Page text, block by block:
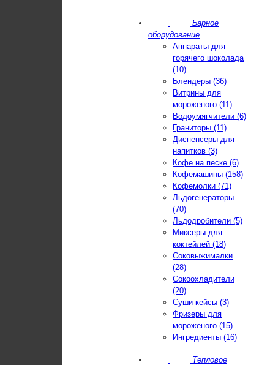
Барное
оборудование
Аппараты для
горячего шоколада
(10)
Блендеры (36)
Витрины для
мороженого (11)
Водоумягчители (6)
Граниторы (11)
Диспенсеры для
напитков (3)
Кофе на песке (6)
Кофемашины (158)
Кофемолки (71)
Льдогенераторы
(70)
Льдодробители (5)
Миксеры для
коктейлей (18)
Соковыжималки
(28)
Сокоохладители
(20)
Суши-кейсы (3)
Фризеры для
мороженого (15)
Ингредиенты (16)
Тепловое